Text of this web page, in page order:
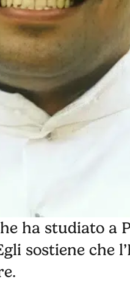
ha studiato a
sostiene che